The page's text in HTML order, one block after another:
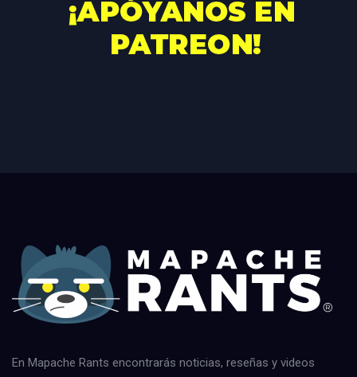
En Mapache Rants encontrarás noticias, reseñas y videos